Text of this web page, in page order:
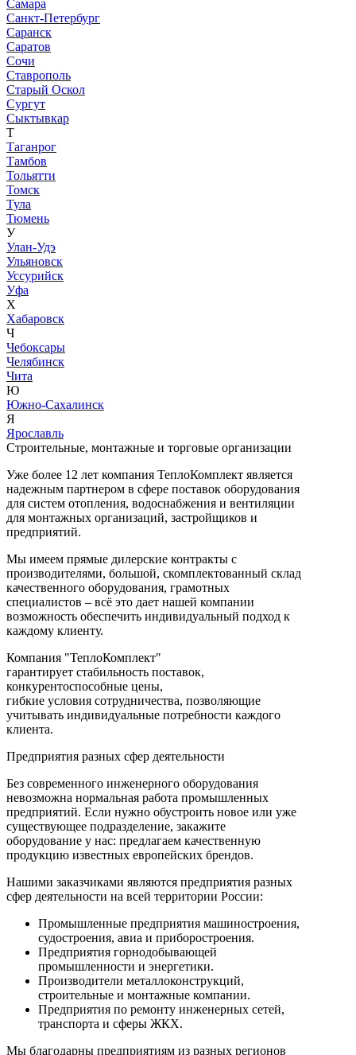
Самара
Санкт-Петербург
Саранск
Саратов
Сочи
Ставрополь
Старый Оскол
Сургут
Сыктывкар
Т
Таганрог
Тамбов
Тольятти
Томск
Тула
Тюмень
У
Улан-Удэ
Ульяновск
Уссурийск
Уфа
Х
Хабаровск
Ч
Чебоксары
Челябинск
Чита
Ю
Южно-Сахалинск
Я
Ярославль
Строительные, монтажные и торговые организации
Уже более 12 лет компания ТеплоКомплект является
надежным партнером в сфере поставок оборудования
для систем отопления, водоснабжения и вентиляции
для монтажных организаций, застройщиков и
предприятий.
Мы имеем прямые дилерские контракты с
производителями, большой, скомплектованный склад
качественного оборудования, грамотных
специалистов – всё это дает нашей компании
возможность обеспечить индивидуальный подход к
каждому клиенту.
Компания "ТеплоКомплект"
гарантирует стабильность поставок,
конкурентоспособные цены,
гибкие условия сотрудничества, позволяющие
учитывать индивидуальные потребности каждого
клиента.
Предприятия разных сфер деятельности
Без современного инженерного оборудования
невозможна нормальная работа промышленных
предприятий. Если нужно обустроить новое или уже
существующее подразделение, закажите
оборудование у нас: предлагаем качественную
продукцию известных европейских брендов.
Нашими заказчиками являются предприятия разных
сфер деятельности на всей территории России:
Промышленные предприятия машиностроения,
судостроения, авиа и приборостроения.
Предприятия горнодобывающей
промышленности и энергетики.
Производители металлоконструкций,
строительные и монтажные компании.
Предприятия по ремонту инженерных сетей,
транспорта и сферы ЖКХ.
Мы благодарны предприятиям из разных регионов